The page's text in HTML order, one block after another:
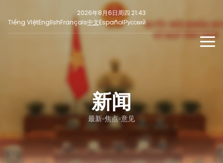
2026年8月6日周四 21:43
Tiếng ViệtEnglishFrançais中文EspañolРусский
最新
焦点
意见
社交新闻
新闻稿
新闻
最新 焦点 意见